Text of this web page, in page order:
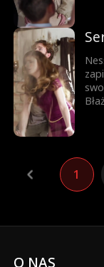
1
O NAS